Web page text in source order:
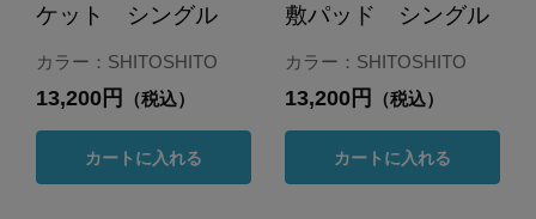
ケット シングル
カラー：SHITOSHITO
13,200円 （税込）
カートに入れる
敷パッド シングル
カラー：SHITOSHITO
13,200円 （税込）
カートに入れる